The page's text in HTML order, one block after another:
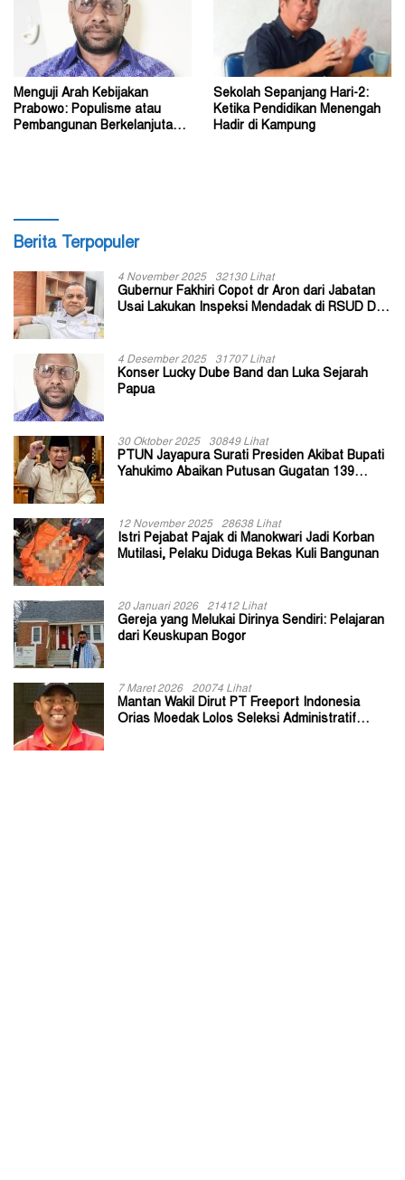
Menguji Arah Kebijakan
Prabowo: Populisme atau
Pembangunan Berkelanjutan?
Sekolah Sepanjang Hari-2:
Ketika Pendidikan Menengah
Hadir di Kampung
Berita Terpopuler
4 November 2025 32130 Lihat
Gubernur Fakhiri Copot dr Aron dari Jabatan
Usai Lakukan Inspeksi Mendadak di RSUD Dok
4 Desember 2025 31707 Lihat
Konser Lucky Dube Band dan Luka Sejarah
Papua
30 Oktober 2025 30849 Lihat
PTUN Jayapura Surati Presiden Akibat Bupati
Yahukimo Abaikan Putusan Gugatan 139
12 November 2025 28638 Lihat
Istri Pejabat Pajak di Manokwari Jadi Korban
Mutilasi, Pelaku Diduga Bekas Kuli Bangunan
20 Januari 2026 21412 Lihat
Gereja yang Melukai Dirinya Sendiri: Pelajaran
dari Keuskupan Bogor
7 Maret 2026 20074 Lihat
Mantan Wakil Dirut PT Freeport Indonesia
Orias Moedak Lolos Seleksi Administratif